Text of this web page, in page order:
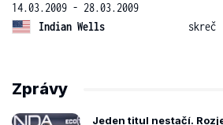
14.03.2009 - 28.03.2009
Indian Wells
skreč
Zprávy
Jeden titul nestačí.